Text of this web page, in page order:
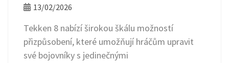
13/02/2026
Tekken 8 nabízí širokou škálu možností
přizpůsobení, které umožňují hráčům upravit
své bojovníky s jedinečnými